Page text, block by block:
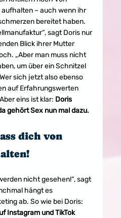
– auch wenn ihr
bereitet haben.
sagt Doris nur
Blick ihrer Mutter
„Aber man muss nicht
um über ein Schnitzel
sich jetzt also ebenso
auf Erfahrungswerten
eins ist klar: Doris
gehört Sex nun mal dazu.
dich von
nicht gesehen!“, sagt
hängt es
ab. So wie bei Doris:
Instagram und TikTok